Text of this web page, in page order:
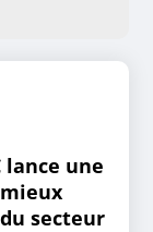
lance une
secteur